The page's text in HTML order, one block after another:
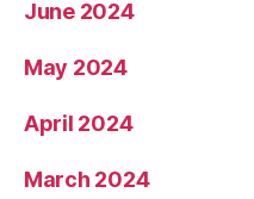
June 2024
May 2024
April 2024
March 2024